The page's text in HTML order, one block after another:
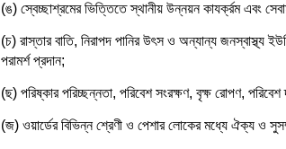
(ঙ) স্বেচ্ছাশ্রমের ভিত্তিতে স্থানীয় উন্নয়ন কাযর্ক্রম এবং
(চ) রাস্তার বাতি, নিরাপদ পানির উৎস ও অন্যান্য জনস্বাস্থ্য
পরামর্শ প্রদান;
(ছ) পরিষ্কার পরিচ্ছন্নতা, পরিবেশ সংরক্ষণ, বৃক্ষ রোপণ,
(জ) ওয়ার্ডের বিভিন্ন শ্রেণী ও পেশার লোকের মধ্যে ঐক্য ও